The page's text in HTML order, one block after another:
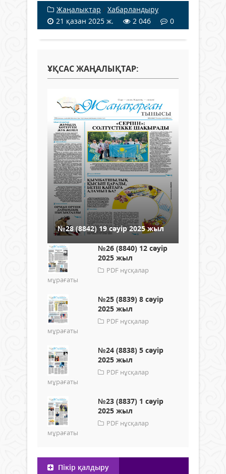
Жаңалықтар / Хабарландыру
21 қазан 2025 ж.
2 046 0
ҰҚСАС ЖАҢАЛЫҚТАР:
№28 (8842) 19 сәуір 2025 жыл
№26 (8840) 12 сәуір
2025 жыл
PDF нұсқалар
мұрағаты
№25 (8839) 8 сәуір
2025 жыл
PDF нұсқалар
мұрағаты
№24 (8838) 5 сәуір
2025 жыл
PDF нұсқалар
мұрағаты
№23 (8837) 1 сәуір
2025 жыл
PDF нұсқалар
мұрағаты
Пікір қалдыру